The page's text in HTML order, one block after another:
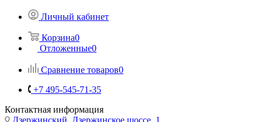
Личный кабинет
Корзина0
Отложенные0
Сравнение товаров0
+7 495-545-71-35
Контактная информация
Дзержинский, Дзержинское шоссе, 1